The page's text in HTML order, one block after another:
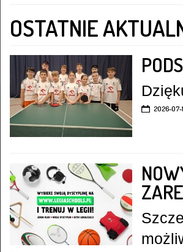
OSTATNIE
2026-07-